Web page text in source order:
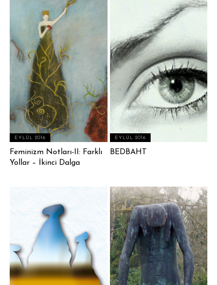
EYLÜL 2016
Feminizm Notları-II: Farklı
Yollar – İkinci Dalga
EYLÜL 2016
BEDBAHT